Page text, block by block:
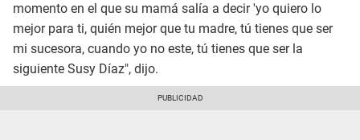
momento en el que su mamá salía a decir 'yo quiero lo
mejor para ti, quién mejor que tu madre, tú tienes que ser
mi sucesora, cuando yo no este, tú tienes que ser la
siguiente Susy Díaz", dijo.